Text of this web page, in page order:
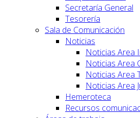
Secretaría General
Tesorería
Sala de Comunicación
Noticias
Noticias Area
Noticias Area
Noticias Area
Noticias Area
Hemeroteca
Recursos